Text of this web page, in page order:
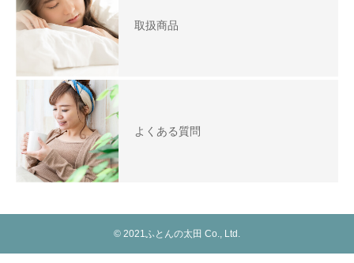
取扱商品
よくある質問
© 2021ふとんの太田 Co., Ltd.